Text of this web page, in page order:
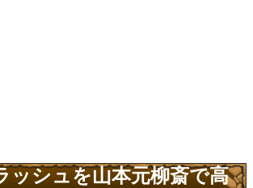
ッシュを山本元柳斎で高